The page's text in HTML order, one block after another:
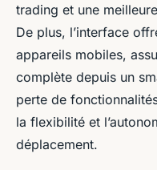
trading et une
De plus, l’interface
appareils mobiles,
complète depuis un
perte de
la flexibilité et
déplacement.